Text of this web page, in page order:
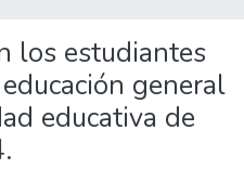
los estudiantes
general
educativa de